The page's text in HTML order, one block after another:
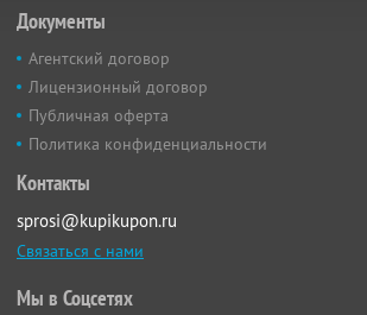
Документы
Агентский договор
Лицензионный договор
Публичная оферта
Политика конфиденциальности
Контакты
sprosi@kupikupon.ru
Связаться с нами
Мы в Соцсетях